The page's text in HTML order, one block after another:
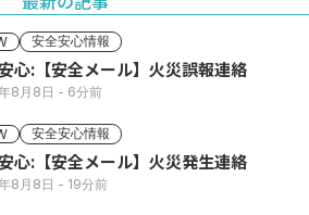
安全安心情報
心:【安全メール】火災誤報連絡
8月8日 - 6分前
安全安心情報
心:【安全メール】火災発生連絡
8月8日 - 19分前